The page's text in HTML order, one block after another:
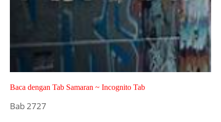
Baca dengan Tab Samaran ~ Incognito Tab
Bab 2727